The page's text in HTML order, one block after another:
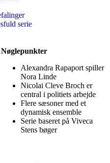
serie
Nøglepunkter
Alexandra Rapaport spiller
Nora Linde
Nicolai Cleve Broch er
central i politiets arbejde
Flere sæsoner med et
dynamisk ensemble
Serie baseret på Viveca
Stens bøger